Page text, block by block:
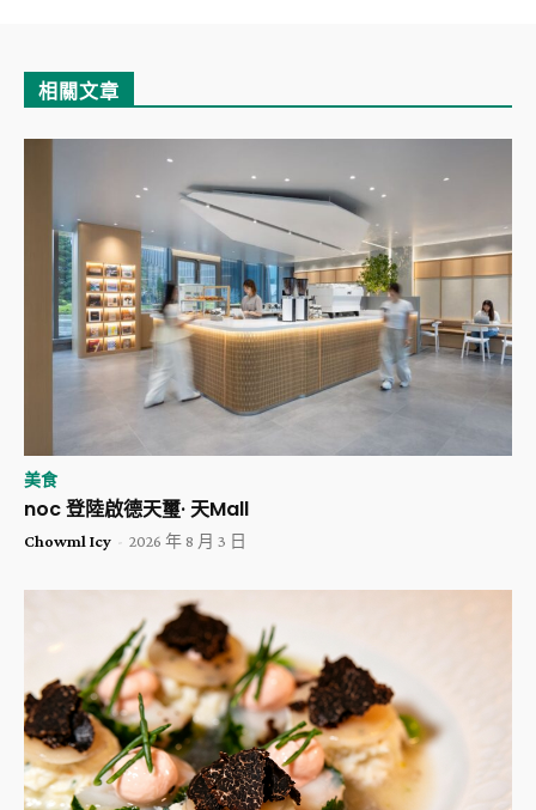
相關文章
美食
noc 登陸啟德天璽· 天Mall
Chowml Icy - 2026 年 8 月 3 日